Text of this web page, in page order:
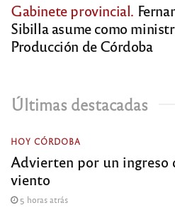
Gabinete provincial.
Sibilla asume como
Producción de Córdoba
Últimas destacadas
HOY CÓRDOBA
Advierten por un ingreso
viento
5 horas atrás